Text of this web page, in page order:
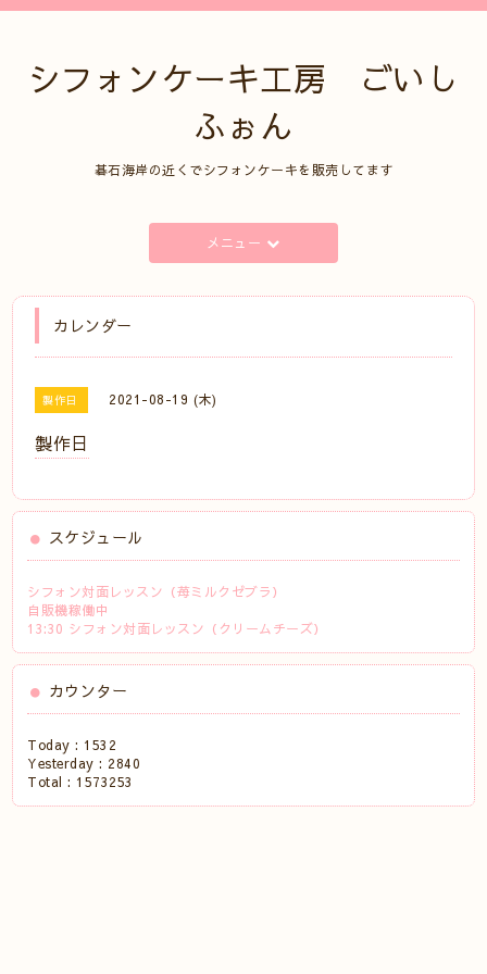
シフォンケーキ工房 ごいし
ふぉん
碁石海岸の近くでシフォンケーキを販売してます
メニュー
カレンダー
製作日 2021-08-19 (木)
製作日
スケジュール
シフォン対面レッスン（苺ミルクゼブラ）
自販機稼働中
13:30 シフォン対面レッスン（クリームチーズ）
カウンター
Today : 1532
Yesterday : 2840
Total : 1573253